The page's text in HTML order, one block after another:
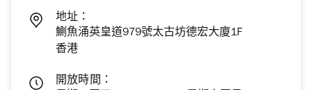
地址：
鰂魚涌英皇道979號太古坊德宏大廈1F
香港
開放時間：